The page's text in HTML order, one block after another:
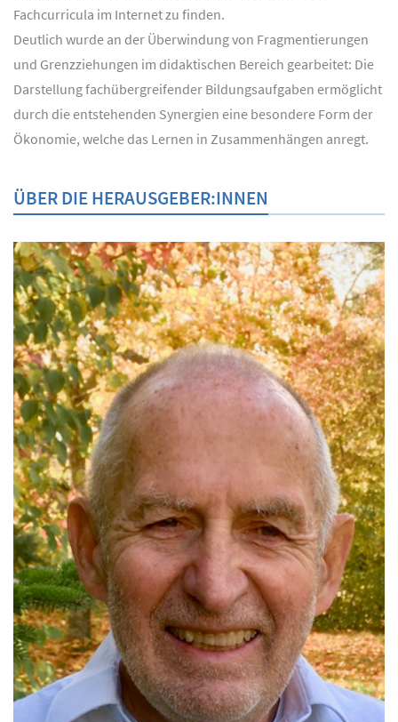
Fachcurricula im Internet zu finden.
Deutlich wurde an der Überwindung von Fragmentierungen
und Grenzziehungen im didaktischen Bereich gearbeitet: Die
Darstellung fachübergreifender Bildungsaufgaben ermöglicht
durch die entstehenden Synergien eine besondere Form der
Ökonomie, welche das Lernen in Zusammenhängen anregt.
ÜBER DIE HERAUSGEBER:INNEN